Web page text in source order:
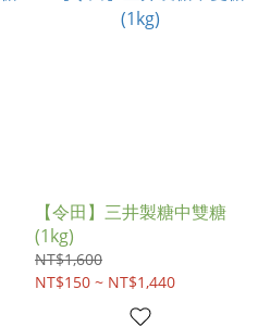
【令田】三井製糖中雙糖
(1kg)
NT$1,600
NT$150 ~ NT$1,440